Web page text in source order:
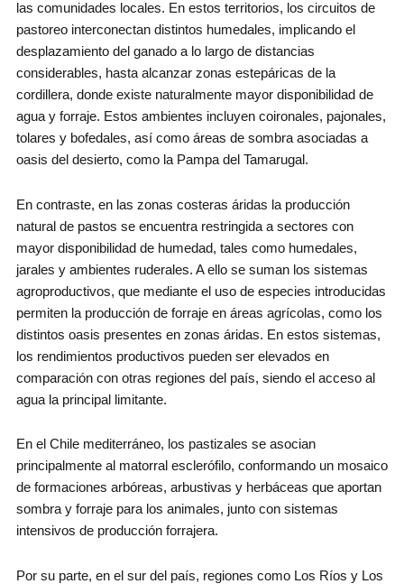
las comunidades locales. En estos territorios, los circuitos de
pastoreo interconectan distintos humedales, implicando el
desplazamiento del ganado a lo largo de distancias
considerables, hasta alcanzar zonas estepáricas de la
cordillera, donde existe naturalmente mayor disponibilidad de
agua y forraje. Estos ambientes incluyen coironales, pajonales,
tolares y bofedales, así como áreas de sombra asociadas a
oasis del desierto, como la Pampa del Tamarugal.
En contraste, en las zonas costeras áridas la producción
natural de pastos se encuentra restringida a sectores con
mayor disponibilidad de humedad, tales como humedales,
jarales y ambientes ruderales. A ello se suman los sistemas
agroproductivos, que mediante el uso de especies introducidas
permiten la producción de forraje en áreas agrícolas, como los
distintos oasis presentes en zonas áridas. En estos sistemas,
los rendimientos productivos pueden ser elevados en
comparación con otras regiones del país, siendo el acceso al
agua la principal limitante.
En el Chile mediterráneo, los pastizales se asocian
principalmente al matorral esclerófilo, conformando un mosaico
de formaciones arbóreas, arbustivas y herbáceas que aportan
sombra y forraje para los animales, junto con sistemas
intensivos de producción forrajera.
Por su parte, en el sur del país, regiones como Los Ríos y Los